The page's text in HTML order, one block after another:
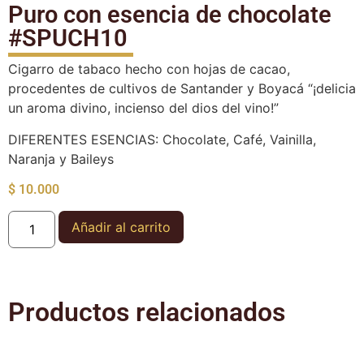
Puro con esencia de chocolate
#SPUCH10
Cigarro de tabaco hecho con hojas de cacao,
procedentes de cultivos de Santander y Boyacá “¡delicia
un aroma divino, incienso del dios del vino!”
DIFERENTES ESENCIAS: Chocolate, Café, Vainilla,
Naranja y Baileys
$ 10.000
Añadir al carrito
Productos relacionados